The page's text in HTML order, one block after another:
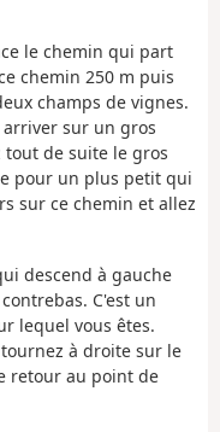
le chemin qui part
chemin 250 m puis
champs de vignes.
sur un gros
de suite le gros
pour un plus petit qui
sur ce chemin et allez
descend à gauche
C'est un
lequel vous êtes.
à droite sur le
retour au point de